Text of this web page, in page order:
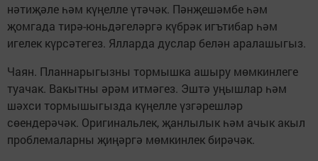
нәтиҗәле һәм күңелле үтәчәк. Пәнҗешәмбе һәм
җомгада тирә-юньдәгеләргә күбрәк игътибар һәм
игелек күрсәтегез. Ялларда дуслар белән аралашыгыз.
Чаян. Планнарыгызны тормышка ашыру мөмкинлеге
туачак. Вакытны әрәм итмәгез. Эштә уңышлар һәм
шәхси тормышыгызда күңелле үзгәрешләр
сөендерәчәк. Оригинальлек, җанлылык һәм ачык акыл
проблемаларны җиңәргә мөмкинлек бирәчәк.